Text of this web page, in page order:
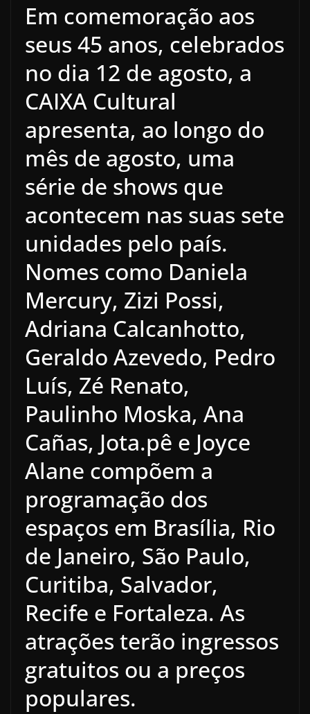
Em comemoração aos
seus 45 anos, celebrados
no dia 12 de agosto, a
CAIXA Cultural
apresenta, ao longo do
mês de agosto, uma
série de shows que
acontecem nas suas sete
unidades pelo país.
Nomes como Daniela
Mercury, Zizi Possi,
Adriana Calcanhotto,
Geraldo Azevedo, Pedro
Luís, Zé Renato,
Paulinho Moska, Ana
Cañas, Jota.pê e Joyce
Alane compõem a
programação dos
espaços em Brasília, Rio
de Janeiro, São Paulo,
Curitiba, Salvador,
Recife e Fortaleza. As
atrações terão ingressos
gratuitos ou a preços
populares.